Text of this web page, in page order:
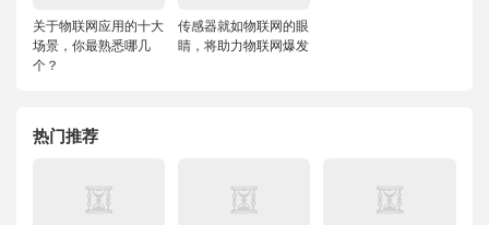
关于物联网应用的十大
场景，你最熟悉哪几
个？
传感器就如物联网的眼
睛，将助力物联网爆发
热门推荐